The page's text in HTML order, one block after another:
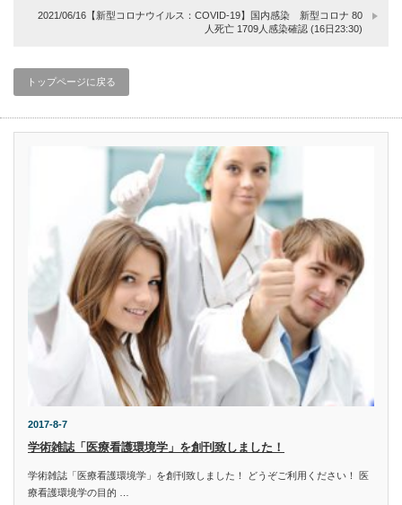
2021/06/16【新型コロナウイルス：COVID-19】国内感染 新型コロナ 80
人死亡 1709人感染確認 (16日23:30)
トップページに戻る
2017-8-7
学術雑誌「医療看護環境学」を創刊致しました！
学術雑誌「医療看護環境学」を創刊致しました！ どうぞご利用ください！ 医
療看護環境学の目的 …